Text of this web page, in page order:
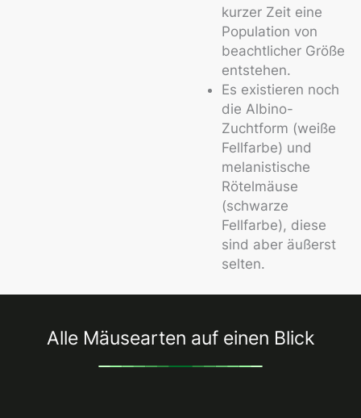
kurzer Zeit eine
Population von
beachtlicher Größe
entstehen.
Es existieren noch
die Albino-
Zuchtform (weiße
Fellfarbe) und
melanistische
Rötelmäuse
(schwarze
Fellfarbe), diese
sind aber äußerst
selten.
Alle Mäusearten auf einen Blick